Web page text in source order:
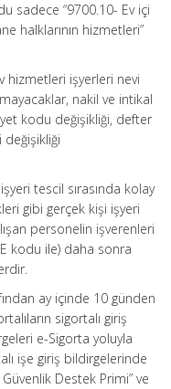
sadece “9700.10- Ev içi
halklarının hizmetleri”
hizmetleri işyerleri nevi
nakil ve intikal
kodu değişikliği, defter
değişikliği
tescil sırasında kolay
gibi gerçek kişi işyeri
personelin işverenleri
kodu ile) daha sonra
ay içinde 10 günden
sigortalı giriş
e-Sigorta yoluyla
işe giriş bildirgelerinde
Destek Primi” ve